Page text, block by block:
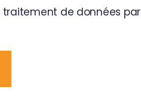
de données par